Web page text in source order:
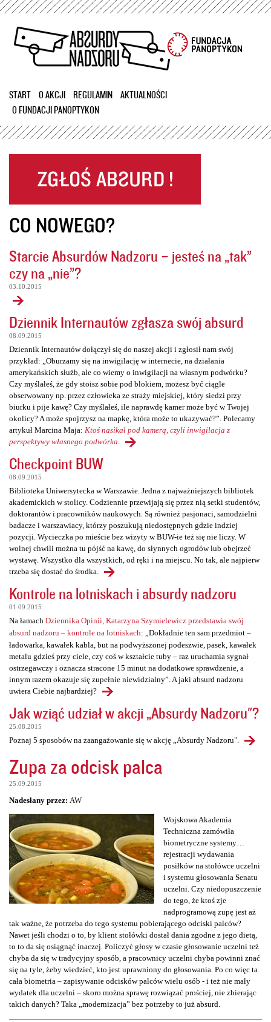
Przejdź
treści
START O AKCJI REGULAMIN
AKTUALNOŚCI
O FUNDACJI PANOPTYKON
CO NOWEGO?
Starcie Absurdów Nadzoru – jesteś na „tak”
czy na „nie”?
03.10.2015
Dziennik Internautów zgłasza swój absurd
08.09.2015
Dziennik Internautów dołączył się do naszej akcji i zgłosił nam swój
przykład: „Oburzamy się na inwigilację w internecie, na działania
amerykańskich służb, ale co wiemy o inwigilacji na własnym podwórku?
Czy myślałeś, że gdy stoisz sobie pod blokiem, możesz być ciągle
obserwowany np. przez człowieka ze straży miejskiej, który siedzi przy
biurku i pije kawę? Czy myślałeś, ile naprawdę kamer może być w Twojej
okolicy? A może spojrzysz na mapkę, która może to ukazywać?”. Polecamy
artykuł Marcina Maja: Ktoś nasikał pod kamerą, czyli inwigilacja z
perspektywy własnego podwórka
Checkpoint BUW
08.09.2015
Biblioteka Uniwersytecka w Warszawie. Jedna z najważniejszych bibliotek
akademickich w stolicy. Codziennie przewijają się przez nią setki studentów,
doktorantów i pracowników naukowych. Są również pasjonaci, samodzielni
badacze i warszawiacy, którzy poszukują niedostępnych gdzie indziej
pozycji. Wycieczka po mieście bez wizyty w BUW-ie też się nie liczy. W
wolnej chwili można tu pójść na kawę, do słynnych ogrodów lub obejrzeć
wystawę. Wszystko dla wszystkich, od ręki i na miejscu. No tak, ale najpierw
trzeba się dostać do środka.
Kontrole na lotniskach i absurdy nadzoru
01.09.2015
Na łamach Dziennika Opinii, Katarzyna Szymielewicz przedstawia swój
absurd nadzoru – kontrole na lotniskach: „Dokładnie ten sam przedmiot –
ładowarka, kawałek kabla, but na podwyższonej podeszwie, pasek, kawałek
metalu gdzieś przy ciele, czy coś w kształcie tuby – raz uruchamia sygnał
ostrzegawczy i oznacza stracone 15 minut na dodatkowe sprawdzenie, a
innym razem okazuje się zupełnie niewidzialny”. A jaki absurd nadzoru
uwiera Ciebie najbardziej?
Jak wziąć udział w akcji „Absurdy Nadzoru"?
25.08.2015
Poznaj 5 sposobów na zaangażowanie się w akcję „Absurdy Nadzoru".
Zupa za odcisk palca
25.09.2015
Nadesłany przez: AW
Wojskowa Akademia
Techniczna zamówiła
biometryczne systemy…
rejestracji wydawania
posiłków na stołówce uczelni
i systemu głosowania Senatu
uczelni. Czy niedopuszczenie
do tego, że ktoś zje
nadprogramową zupę jest aż
tak ważne, że potrzeba do tego systemu pobierającego odciski palców?
Nawet jeśli chodzi o to, by klient stołówki dostał dania zgodne z jego dietą,
to to da się osiągnąć inaczej. Policzyć głosy w czasie głosowanie uczelni też
chyba da się w tradycyjny sposób, a pracownicy uczelni chyba powinni znać
się na tyle, żeby wiedzieć, kto jest uprawniony do głosowania. Po co więc ta
cała biometria – zapisywanie odcisków palców wielu osób - i też nie mały
wydatek dla uczelni – skoro można sprawę rozwiązać prościej, nie zbierając
takich danych? Taka „modernizacja” bez potrzeby to już absurd.